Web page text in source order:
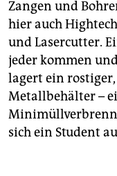
Zangen und
hier auch
und Lasercutter.
jeder kommen
lagert ein
Metallbehälter –
sich ein Student